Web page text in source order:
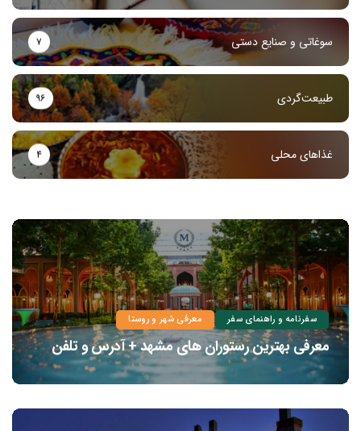
سوغاتی و صنایع دستی ۷
طبیعت‌گردی ۹۶
غذاهای محلی ۴
سفرنامه و راهنمای سفر معرفی شهر و روستا
معرفی بهترین رستوران های مشهد + آدرس و تلفن